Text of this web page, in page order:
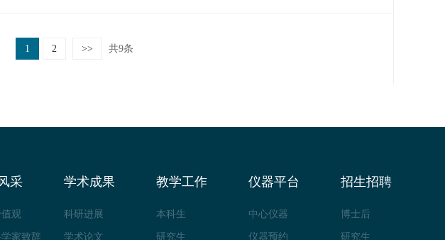
1 2 >> 共9条
采
观
家致辞
学术成果
科研进展
学术论文
教学工作
本科生
研究生
仪器平台
中心仪器
仪器预约
招生招聘
博士后
研究生